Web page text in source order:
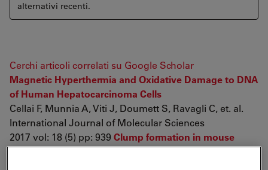
alternativi recenti.
Cerchi articoli correlati su Google Scholar
Magnetic Hyperthermia and Oxidative Damage to DNA
of Human Hepatocarcinoma Cells
Cellai F, Munnia A, Viti J, Doumett S, Ravagli C, et. al.
International Journal of Molecular Sciences
2017 vol: 18 (5) pp: 939 Clump formation in mouse
pituitary-derived non-endocrine cell line Tpit/F1